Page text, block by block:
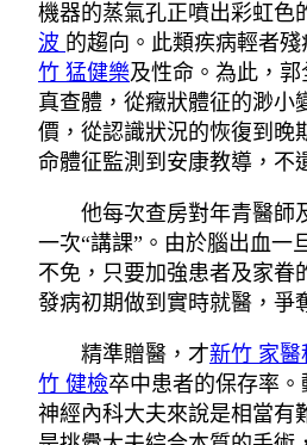
機器的蒸氣孔正噴出彩虹色
波 的趨向。此類疾病輕者
竹 猛健樂及性命。為此，
真查體，從癥狀體征的渺小
價，從認識狀況的恢復到晚
命體征監測到安康教導，不
他每次查房對年青醫師
一次“講課”。由於腦出血一
不免，只要加強患者及家眷
發病初期做到實時就醫，爭
精準贈醫，才新竹 家醫
竹 健檢卒中患者的保存率
神經內科大夫來說是相當有